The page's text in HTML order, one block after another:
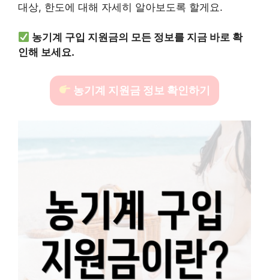
대상, 한도에 대해 자세히 알아보도록 할게요.
농기계 구입 지원금의 모든 정보를 지금 바로 확
인해 보세요.
농기계 지원금 정보 확인하기